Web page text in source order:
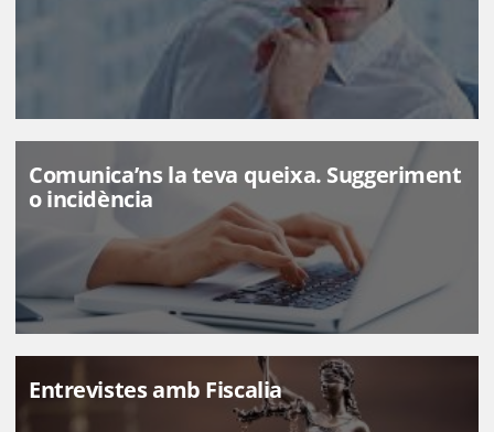
Comunica’ns la teva queixa. Suggeriment
o incidència
Entrevistes amb Fiscalia